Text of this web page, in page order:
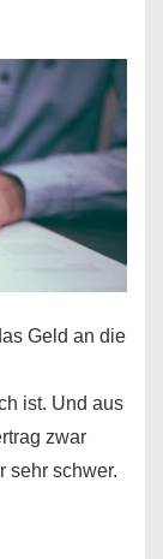
Geld an die
ist. Und aus
zwar
sehr schwer.